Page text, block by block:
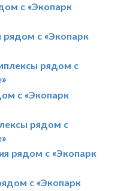
с «Экопарк
рядом с «Экопарк
рядом с
с «Экопарк
рядом с
рядом с «Экопарк
с «Экопарк